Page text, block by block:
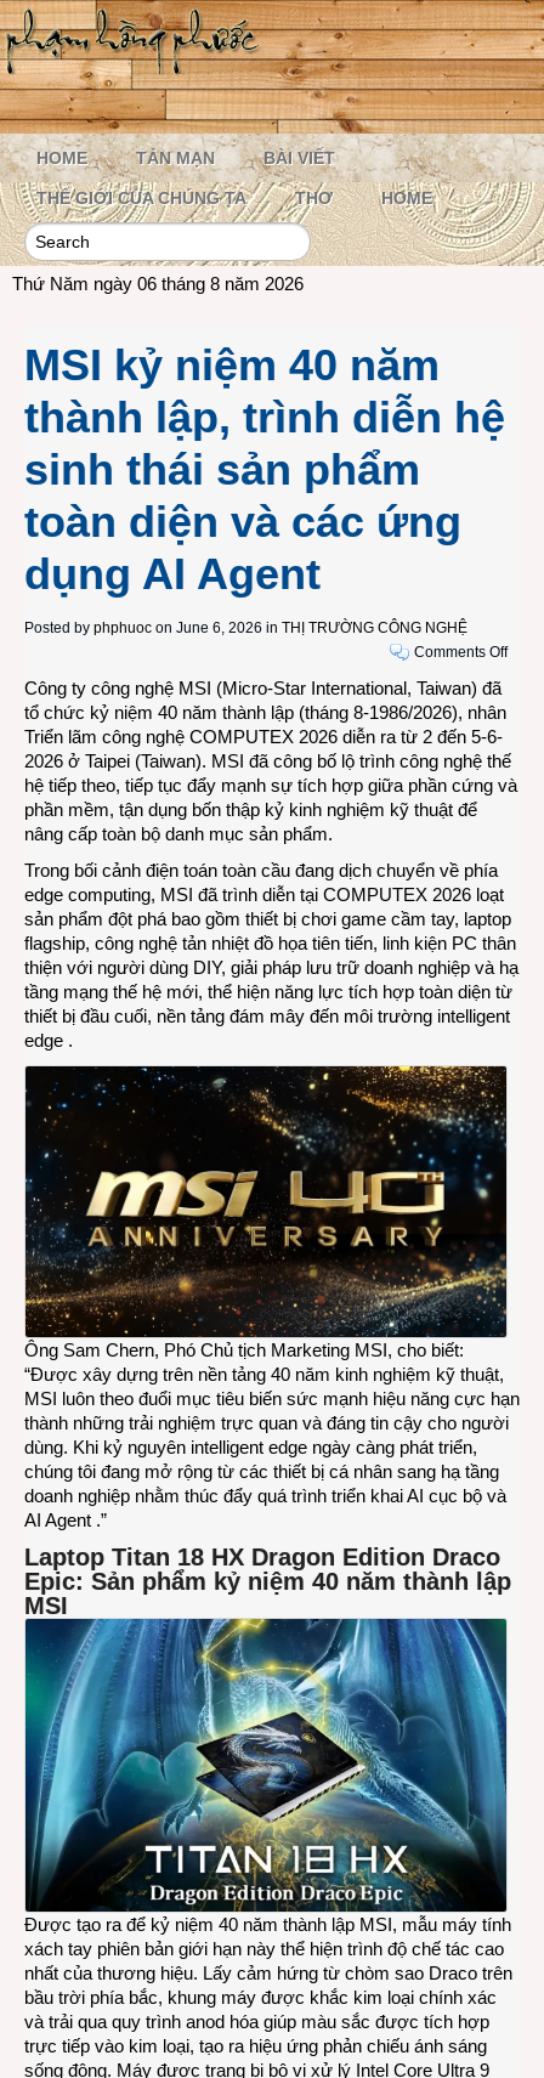
HOME TẢN MẠN BÀI VIẾT
THẾ GIỚI CỦA CHÚNG TA THƠ HOME
Thứ Năm ngày 06 tháng 8 năm 2026
MSI kỷ niệm 40 năm
thành lập, trình diễn hệ
sinh thái sản phẩm
toàn diện và các ứng
dụng AI Agent
Posted by phphuoc on June 6, 2026 in THỊ TRƯỜNG CÔNG NGHỆ
Comments Offon
năm
thành
sinh
thái
sản
phẩm
toàn
Công ty công nghệ MSI (Micro-Star International, Taiwan) đã
tổ chức kỷ niệm 40 năm thành lập (tháng 8-1986/2026), nhân
Triển lãm công nghệ COMPUTEX 2026 diễn ra từ 2 đến 5-6-
2026 ở Taipei (Taiwan). MSI đã công bố lộ trình công nghệ thế
hệ tiếp theo, tiếp tục đẩy mạnh sự tích hợp giữa phần cứng và
phần mềm, tận dụng bốn thập kỷ kinh nghiệm kỹ thuật để
nâng cấp toàn bộ danh mục sản phẩm.
Trong bối cảnh điện toán toàn cầu đang dịch chuyển về phía
edge computing, MSI đã trình diễn tại COMPUTEX 2026 loạt
sản phẩm đột phá bao gồm thiết bị chơi game cầm tay, laptop
flagship, công nghệ tản nhiệt đồ họa tiên tiến, linh kiện PC thân
thiện với người dùng DIY, giải pháp lưu trữ doanh nghiệp và hạ
tầng mạng thế hệ mới, thể hiện năng lực tích hợp toàn diện từ
thiết bị đầu cuối, nền tảng đám mây đến môi trường intelligent
edge .
Ông Sam Chern, Phó Chủ tịch Marketing MSI, cho biết:
“Được xây dựng trên nền tảng 40 năm kinh nghiệm kỹ thuật,
MSI luôn theo đuổi mục tiêu biến sức mạnh hiệu năng cực hạn
thành những trải nghiệm trực quan và đáng tin cậy cho người
dùng. Khi kỷ nguyên intelligent edge ngày càng phát triển,
chúng tôi đang mở rộng từ các thiết bị cá nhân sang hạ tầng
doanh nghiệp nhằm thúc đẩy quá trình triển khai AI cục bộ và
AI Agent .”
Laptop Titan 18 HX Dragon Edition Draco
Epic: Sản phẩm kỷ niệm 40 năm thành lập
MSI
Được tạo ra để kỷ niệm 40 năm thành lập MSI, mẫu máy tính
xách tay phiên bản giới hạn này thể hiện trình độ chế tác cao
nhất của thương hiệu. Lấy cảm hứng từ chòm sao Draco trên
bầu trời phía bắc, khung máy được khắc kim loại chính xác
và trải qua quy trình anod hóa giúp màu sắc được tích hợp
trực tiếp vào kim loại, tạo ra hiệu ứng phản chiếu ánh sáng
sống động. Máy được trang bị bộ vi xử lý Intel Core Ultra 9